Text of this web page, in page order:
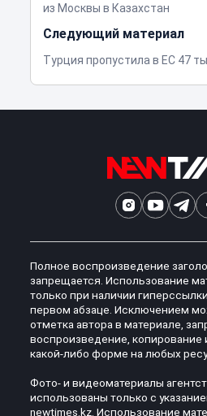
из Москвы в Казахстан
Следующий материал
Турция пропустила в ЕС 47
Полное воспроизведение
запрещается. Использование
только при наличии
первом абзаце. Исключением
отметка автора в материале,
воспроизведение, копирование
какой-либо форме на любых
Фото- и видеоматериалы
использованы только с
newtimes.kz. Использование